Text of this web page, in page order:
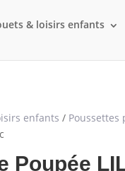
& loisirs enfants
enfants / Poussettes
Poupée